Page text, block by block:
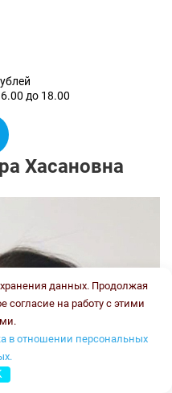
до 18.00
Хасановна
данных. Продолжая
согласие на работу с этими
в отношении персональных